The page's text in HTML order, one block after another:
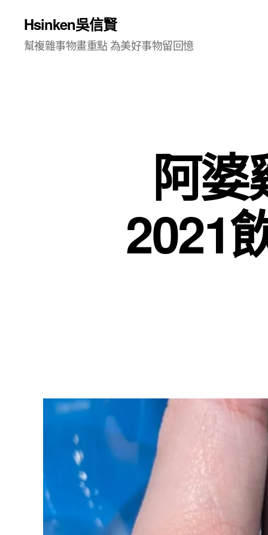
Hsinken吳信賢
幫複雜事物畫重點 為美好事物留回憶
阿婆
2021